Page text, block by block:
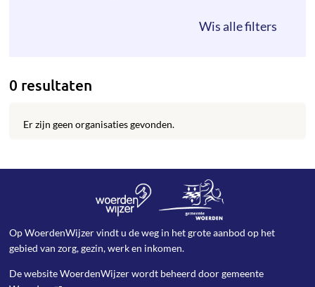
0 resultaten
Er zijn geen organisaties gevonden.
Op WoerdenWijzer vindt u de weg in het grote aanbod op het
gebied van zorg, gezin, werk en inkomen.
De website WoerdenWijzer wordt beheerd doorgemeente